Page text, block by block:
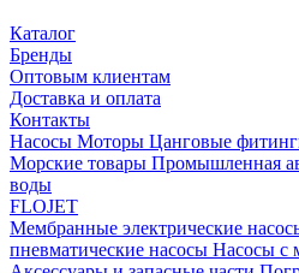
Каталог
Бренды
Оптовым клиентам
Доставка и оплата
Контакты
Насосы Моторы Цанговые
Морские товары Промышленная
воды
FLOJET
Мембранные электрические
пневматические насосы Насосы с